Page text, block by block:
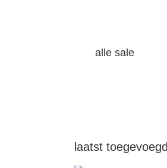
alle sale
laatst toegevoegd